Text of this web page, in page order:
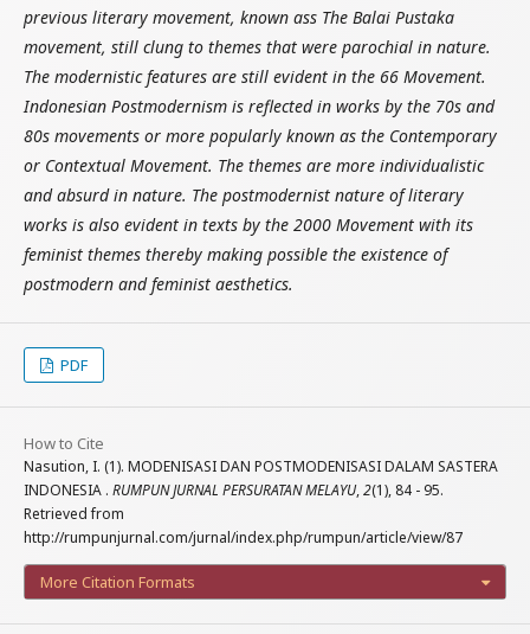
previous literary movement, known ass The Balai Pustaka
movement, still clung to themes that were parochial in nature.
The modernistic features are still evident in the 66 Movement.
Indonesian Postmodernism is reflected in works by the 70s and
80s movements or more popularly known as the Contemporary
or Contextual Movement. The themes are more individualistic
and absurd in nature. The postmodernist nature of literary
works is also evident in texts by the 2000 Movement with its
feminist themes thereby making possible the existence of
postmodern and feminist aesthetics.
PDF
How to Cite
Nasution, I. (1). MODENISASI DAN POSTMODENISASI DALAM SASTERA
INDONESIA . RUMPUN JURNAL PERSURATAN MELAYU,2(1), 84 - 95.
Retrieved from
http://rumpunjurnal.com/jurnal/index.php/rumpun/article/view/87
More Citation Formats